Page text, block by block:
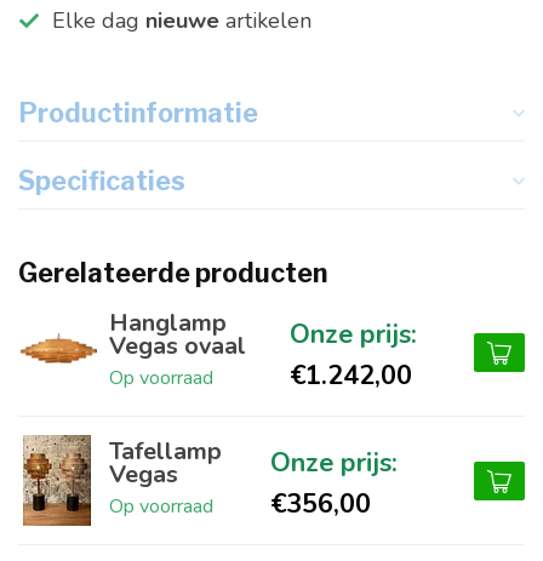
Elke dag nieuwe artikelen
Productinformatie
Specificaties
Gerelateerde producten
Hanglamp
Vegas ovaal
Op voorraad €1.242,00
Tafellamp
Vegas
Op voorraad €356,00